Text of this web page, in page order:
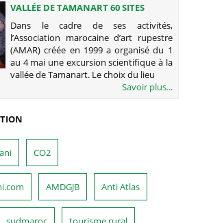
VALLÉE DE TAMANART 60 SITES
D’ART RUPESTRE PARSÈMENT LA
ZONE
Dans le cadre de ses activités,
l’Association marocaine d’art rupestre
(AMAR) créée en 1999 a organisé du 1
au 4 mai une excursion scientifique à la
vallée de Tamanart. Le choix du lieu
Savoir plus...
CO2
AMDGJB Anti Atlas